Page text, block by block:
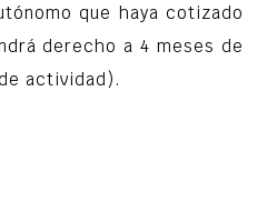
que haya cotizado
derecho a 4 meses de
actividad).